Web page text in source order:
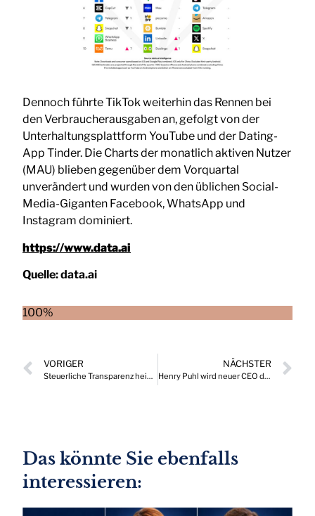
Dennoch führte TikTok weiterhin das Rennen bei
den Verbraucherausgaben an, gefolgt von der
Unterhaltungsplattform YouTube und der Dating-
App Tinder. Die Charts der monatlich aktiven Nutzer
(MAU) blieben gegenüber dem Vorquartal
unverändert und wurden von den üblichen Social-
Media-Giganten Facebook, WhatsApp und
Instagram dominiert.
https://www.data.ai
Quelle:data.ai
100%
VORIGER
Steuerliche Transparenz heimischer Unternehmen im internationalen Vergleich
NÄCHSTER
Henry Puhl wird neuer CEO der TGW Logistics
Das könnte Sie ebenfalls
interessieren: